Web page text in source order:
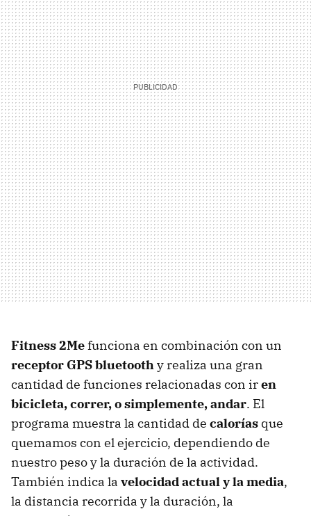
Fitness 2Mefunciona en combinación con un
receptor GPS bluetoothy realiza una gran
cantidad de funciones relacionadas con iren
bicicleta, correr, o simplemente, andar. El
programa muestra la cantidad de calorías que
quemamos con el ejercicio, dependiendo de
nuestro peso y la duración de la actividad.
También indica la velocidad actual y la media,
la distancia recorrida y la duración, la